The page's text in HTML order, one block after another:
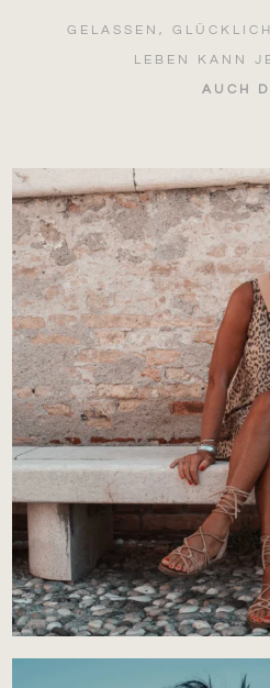
GELASSEN,
LEBEN KANN
AUCH